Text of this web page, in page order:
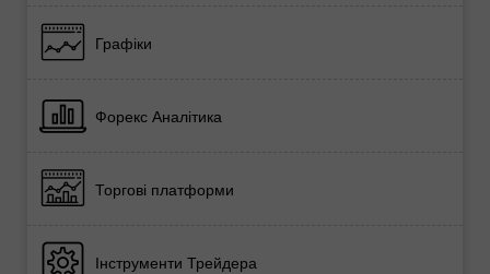
Графіки
Форекс Аналітика
Торгові платформи
Інструменти Трейдера